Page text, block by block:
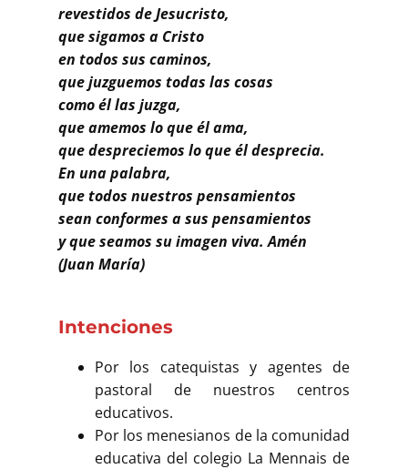
revestidos de Jesucristo,
que sigamos a Cristo
en todos sus caminos,
que juzguemos todas las cosas
como él las juzga,
que amemos lo que él ama,
que despreciemos lo que él desprecia.
En una palabra,
que todos nuestros pensamientos
sean conformes a sus pensamientos
y que seamos su imagen viva. Amén
(Juan María)
Intenciones
Por los catequistas y agentes de
pastoral de nuestros centros
educativos.
Por los menesianos de la comunidad
educativa del colegio La Mennais de